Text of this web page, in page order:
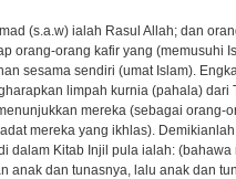
(s.a.w) ialah Rasul Allah; dan
orang-orang kafir yang (memusuhi
sesama sendiri (umat Islam).
limpah kurnia (pahala)
mereka (sebagai orang-
mereka yang ikhlas).
dalam Kitab Injil pula ialah:
anak dan tunasnya, lalu anak dan